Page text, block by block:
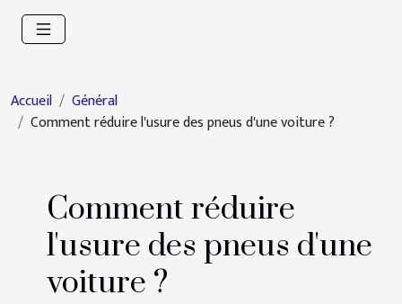
Accueil
Général
Comment réduire l'usure des pneus d'une voiture ?
Comment réduire
l'usure des pneus d'une
voiture ?